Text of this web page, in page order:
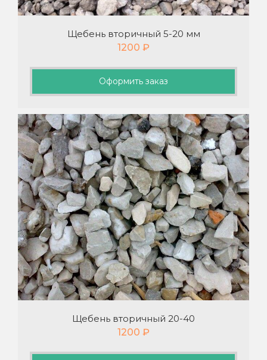
Щебень вторичный 5-20 мм
1200 ₽
Оформить заказ
Щебень вторичный 20-40
1200 ₽